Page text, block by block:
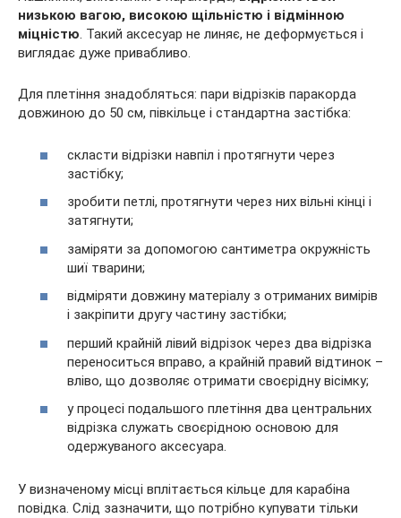
низькою вагою, високою щільністю і відмінною
міцністю. Такий аксесуар не линяє, не деформується і
виглядає дуже привабливо.
Для плетіння знадобляться: пари відрізків паракорда
довжиною до 50 см, півкільце і стандартна застібка:
скласти відрізки навпіл і протягнути через
застібку;
зробити петлі, протягнути через них вільні кінці і
затягнути;
заміряти за допомогою сантиметра окружність
шиї тварини;
відміряти довжину матеріалу з отриманих вимірів
і закріпити другу частину застібки;
перший крайній лівий відрізок через два відрізка
переноситься вправо, а крайній правий відтинок –
вліво, що дозволяє отримати своєрідну вісімку;
у процесі подальшого плетіння два центральних
відрізка служать своєрідною основою для
одержуваного аксесуара.
У визначеному місці вплітається кільце для карабіна
повідка. Слід зазначити, що потрібно купувати тільки